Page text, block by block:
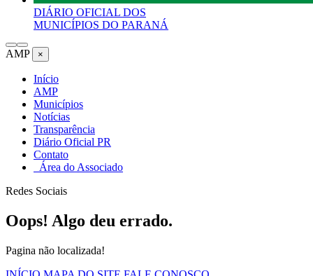
DIÁRIO OFICIAL DOS
MUNICÍPIOS DO PARANÁ
AMP ×
Início
AMP
Municípios
Notícias
Transparência
Diário Oficial PR
Contato
Área do Associado
Redes Sociais
Oops! Algo deu errado.
Pagina não localizada!